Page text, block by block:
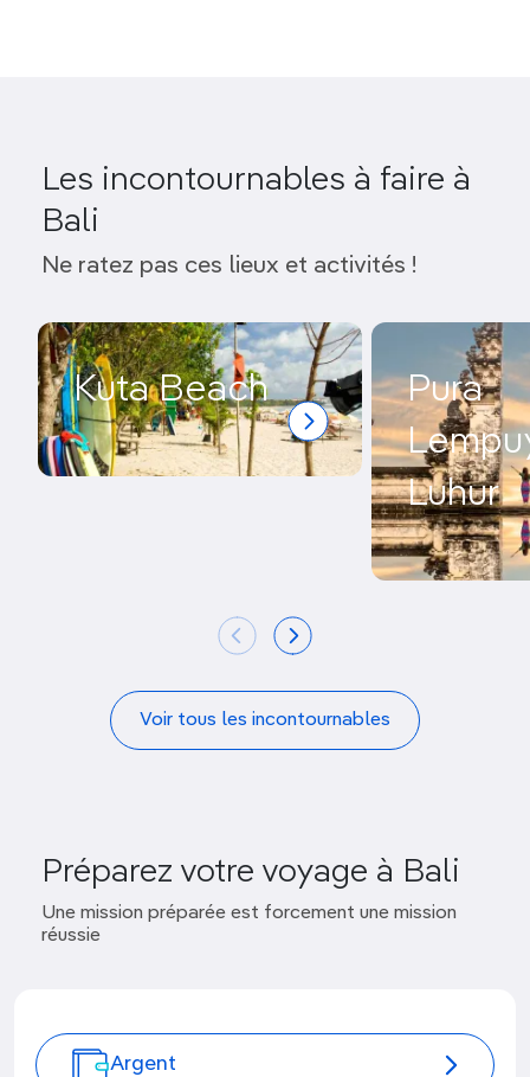
Les incontournables à faire à
Bali
Ne ratez pas ces lieux et activités !
Kuta Beach
Pura
Luhur
Voir tous les incontournables
Préparez votre voyage à Bali
Une mission préparée est forcement une mission
réussie
Argent